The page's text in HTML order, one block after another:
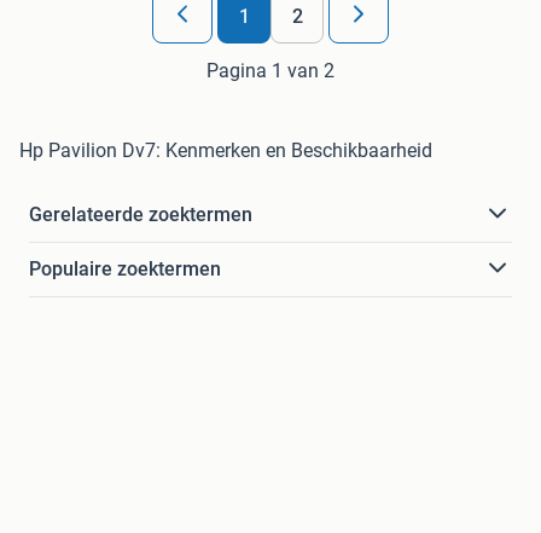
1 2
Pagina 1 van 2
Hp Pavilion Dv7: Kenmerken en Beschikbaarheid
Gerelateerde zoektermen
Populaire zoektermen